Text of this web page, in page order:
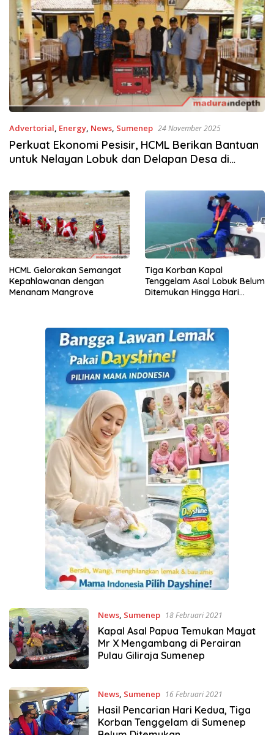
Advertorial, Energy, News, Sumenep 24 November 2025
Perkuat Ekonomi Pesisir, HCML Berikan Bantuan
untuk Nelayan Lobuk dan Delapan Desa di
HCML Gelorakan Semangat
Kepahlawanan dengan
Menanam Mangrove
Tiga Korban Kapal
Tenggelam Asal Lobuk Belum
Ditemukan Hingga Hari
News, Sumenep 18 Februari 2021
Kapal Asal Papua Temukan Mayat
Mr X Mengambang di Perairan
Pulau Giliraja Sumenep
News, Sumenep 16 Februari 2021
Hasil Pencarian Hari Kedua, Tiga
Korban Tenggelam di Sumenep